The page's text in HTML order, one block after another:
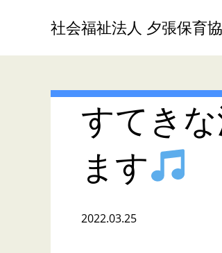
社会福祉法人 夕張保育
すてき
ます
2022.03.25